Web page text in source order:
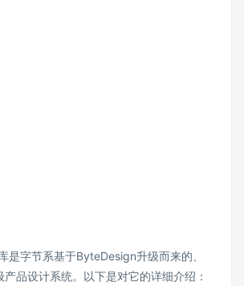
是字节系基于ByteDesign升级而来的、
品设计系统。以下是对它的详细介绍：